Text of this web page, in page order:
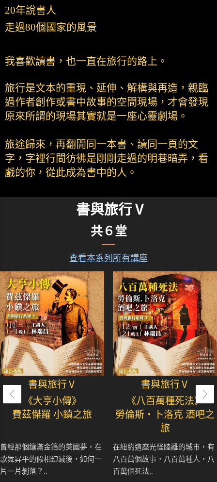
20年說書人
走過80個國家的風景
我喜歡讀書，也一直在旅行的路上。
旅行是文本的重現、延伸、解構與再造，親臨
過作者創作或書中故事的空間現場，才會發現
原來所謂的現場其實就是一座心靈劇場。
旅途歸來，再翻開同一本書、讀同一頁的文
字，字裡行間彷彿是剛剛走過的明巷暗弄，看
戲的你，從此成為書中的人。
書與旅行Ⅴ
共６堂
查看本系列所有講座
書與旅行Ⅴ
《大亨小傳》
費茲傑羅 小鎮之旅
曾經那個鑲滿金箔的美國夢，在
歌舞昇平的假相幻滅後，如何一
片一片剝落？..
書與旅行Ⅴ
《八百萬種死法》
勞倫斯‧卜洛克 酒吧之
旅
在紐約這座光怪陸離的城市，有
八百萬個故事，八百萬種人，八
百萬個死法..